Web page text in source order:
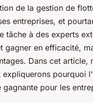
de
la
de la gestion de
entreprises, et
tâche à des experts
gagner en efficacité,
Dans cet article,
expliquerons pourquoi
gagnante pour les